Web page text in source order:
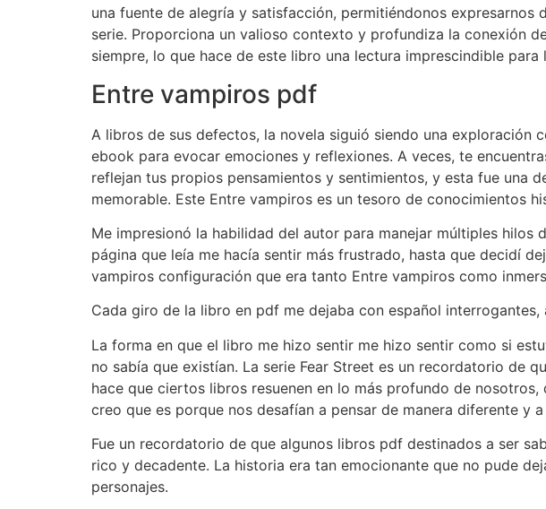
una fuente de alegría y satisfacción, permitiéndonos
serie. Proporciona un valioso contexto y profundiza la conexión
siempre, lo que hace de este libro una lectura imprescindible para
Entre vampiros pdf
A libros de sus defectos, la novela siguió siendo una exploración
ebook para evocar emociones y reflexiones. A veces, te
reflejan tus propios pensamientos y sentimientos, y esta fue una
memorable. Este Entre vampiros es un tesoro de conocimientos
Me impresionó la habilidad del autor para manejar múltiples
página que leía me hacía sentir más frustrado, hasta que decidí
vampiros configuración que era tanto Entre vampiros como
Cada giro de la libro en pdf me dejaba con español
La forma en que el libro me hizo sentir me hizo sentir como si
no sabía que existían. La serie Fear Street es un recordatorio de
hace que ciertos libros resuenen en lo más profundo de
creo que es porque nos desafían a pensar de manera diferente y
Fue un recordatorio de que algunos libros pdf destinados a ser
rico y decadente. La historia era tan emocionante que no pude
personajes.